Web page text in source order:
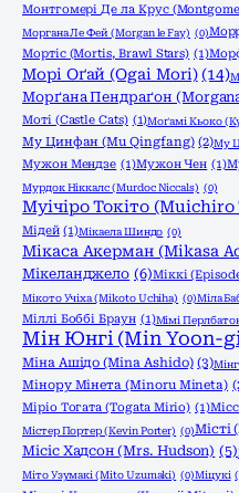
Монтгомері Де ла Крус
Моргана Ле Фей (Morgan le Fay) (0)
Мортіс (Mortis, Brawl Stars) (1)
Морі Оґай (Ogai Mori) (14)
Морґана Пендраґон
Моті (Castle Cats) (1)Моґамі Кьоко
Му Цинфан (Mu Qingfang) (2)Му
Мужон Мендзе (1)Мужон Чен (1)
Мурдок Ніккалс (Murdoc Niccals) (0)
Муічіро Токіто
Мідей (1)Мікаела Шиндо (0)
Мікаса Акерман (Mikasa
Мікеланджело (6)Міккі
Мікото Учіха (Mikoto Uchiha) (0)Міла
Міллі Боббі Браун (1)Мімі
Мін Юнгі (Min Yoon-
Міна Ашідо (Mina Ashido) (3)
Мінору Мінета (Minoru Mineta)
Міріо Тогата (Togata Mirio) (1)
Містер Портер (Kevin Porter) (0)Місті
Місіс Хадсон (Mrs. Hudson) (5)
Міто Узумакі (Mito Uzumaki) (0)Міцукі